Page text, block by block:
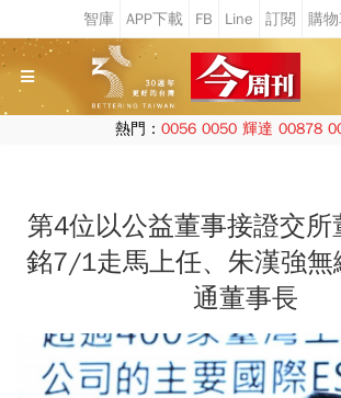
熱門： 0056 0050 輝達 00878
第4位以公益董事接證交所
銘7/1走馬上任、朱漢強無
通董事長